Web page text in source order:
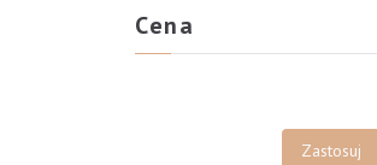
Cena